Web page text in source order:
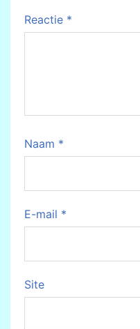
Reactie *
Naam *
E-mail *
Site